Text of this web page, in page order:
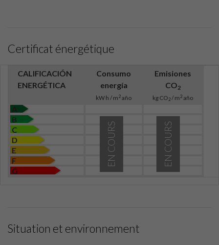
Certificat énergétique
CALIFICACIÓN
ENERGÉTICA
Consumo
energía
kW h / m2año
Emisiones
CO2
kg CO2/ m2año
A
B
C
D
E
F
G
EN COURS
EN COURS
Situation et environnement